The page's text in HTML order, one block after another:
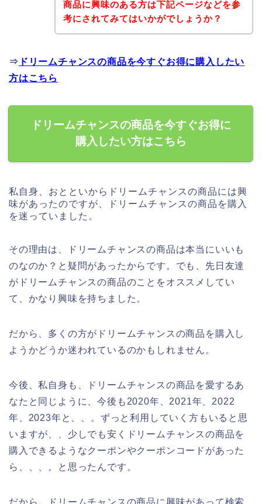
商品に興味のある方は下記ページなどを参
考にされてみてはいかがでしょうか？
⇒ ドリームチャンスの商品を今すぐお得に購入したい
方はこちら
ドリームチャンスの商品を今すぐお得に
購入したい方はこちら
私自身、おとといからドリームチャンスの商品には興
味があったのですが、ドリームチャンスの商品を購入
を迷っていました。
その理由は、ドリームチャンスの商品は本当にいいも
のなのか？と疑問があったからです。でも、先日友達
がドリームチャンスの商品のことをオススメしてい
て、かなり興味を持ちました。
だから、多くの方がドリームチャンスの商品を購入し
ようかどうか迷われているのかもしれません。
今後、私自身も、ドリームチャンスの商品を愛するあ
なたと同じように、今後も2020年、2021年、2022
年、2023年と、、。ずっと利用していく方もいると思
いますが、、少しでも安くドリームチャンスの商品を
購入できるようなクーポンやクーポンコードがあった
ら、、、。と思ったんです。